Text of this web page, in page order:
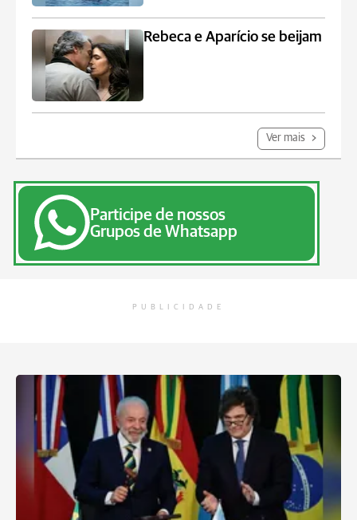
Rebeca e Aparício se beijam
Ver mais
Participe de nossos
Grupos de Whatsapp
PUBLICIDADE